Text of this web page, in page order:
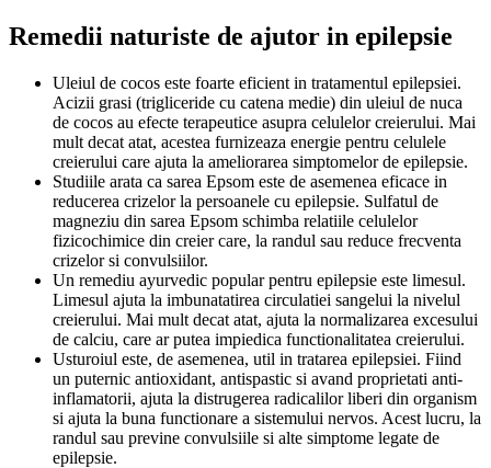
Remedii naturiste de ajutor in epilepsie
Uleiul de cocos este foarte eficient in tratamentul epilepsiei.
Acizii grasi (trigliceride cu catena medie) din uleiul de nuca
de cocos au efecte terapeutice asupra celulelor creierului. Mai
mult decat atat, acestea furnizeaza energie pentru celulele
creierului care ajuta la ameliorarea simptomelor de epilepsie.
Studiile arata ca sarea Epsom este de asemenea eficace in
reducerea crizelor la persoanele cu epilepsie. Sulfatul de
magneziu din sarea Epsom schimba relatiile celulelor
fizicochimice din creier care, la randul sau reduce frecventa
crizelor si convulsiilor.
Un remediu ayurvedic popular pentru epilepsie este limesul.
Limesul ajuta la imbunatatirea circulatiei sangelui la nivelul
creierului. Mai mult decat atat, ajuta la normalizarea excesului
de calciu, care ar putea impiedica functionalitatea creierului.
Usturoiul este, de asemenea, util in tratarea epilepsiei. Fiind
un puternic antioxidant, antispastic si avand proprietati anti-
inflamatorii, ajuta la distrugerea radicalilor liberi din organism
si ajuta la buna functionare a sistemului nervos. Acest lucru, la
randul sau previne convulsiile si alte simptome legate de
epilepsie.